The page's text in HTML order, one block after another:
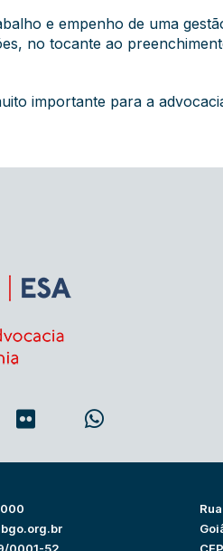
e empenho de uma
no tocante ao
importante para a